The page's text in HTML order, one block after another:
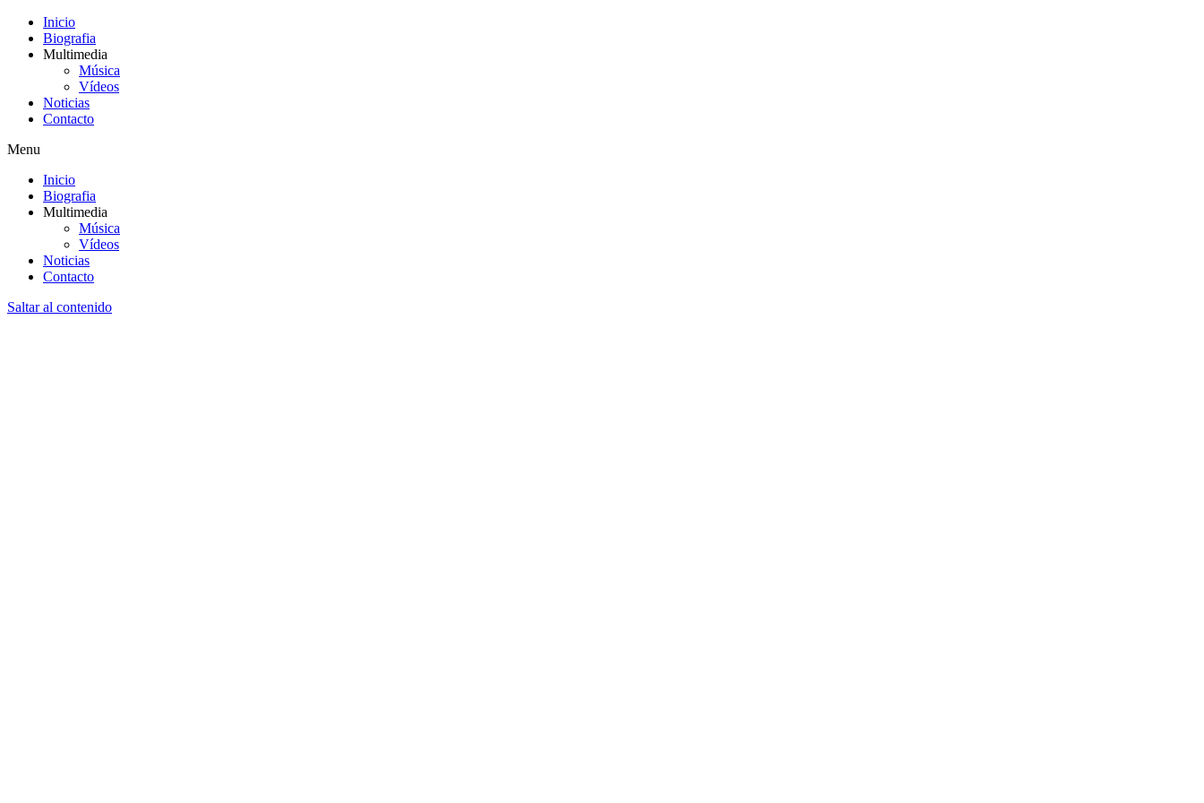
Inicio
Biografia
Multimedia
Música
Vídeos
Noticias
Contacto
Menu
Inicio
Biografia
Multimedia
Música
Vídeos
Noticias
Contacto
Saltar al contenido